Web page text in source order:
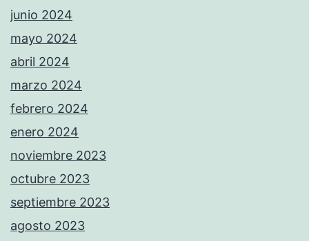
junio 2024
mayo 2024
abril 2024
marzo 2024
febrero 2024
enero 2024
noviembre 2023
octubre 2023
septiembre 2023
agosto 2023